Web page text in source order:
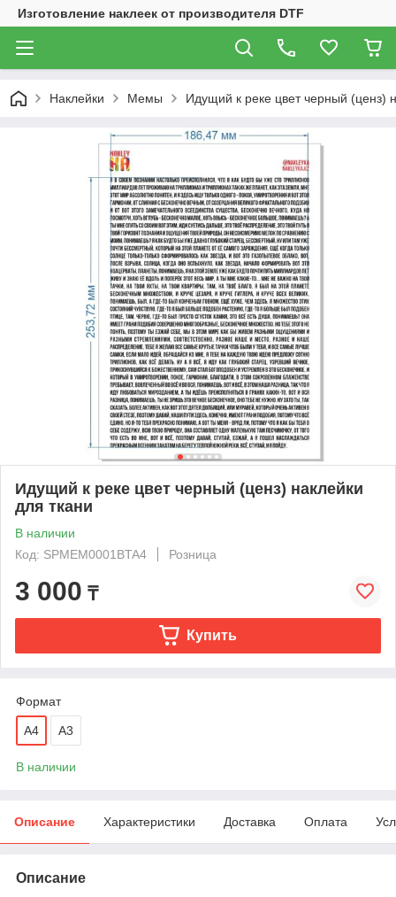
Изготовление наклеек от производителя DTF
Наклейки Мемы Идущий к реке цвет черный (ценз)
Идущий к реке цвет черный (ценз) наклейки
для ткани
В наличии
Код: SPМЕМ0001BTA4
Розница
3 000 ₸
Купить
Формат
А4 А3
В наличии
Описание Характеристики Доставка Оплата
Описание